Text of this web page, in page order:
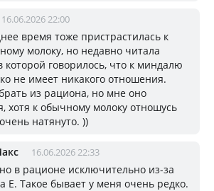
16.06.2026 22:00
время тоже пристрастилась к
молоку, но недавно читала
которой говорилось, что к миндалю
не имеет никакого отношения.
из рациона, но мне оно
хотя к обычному молоку отношусь
натянуто. ))
16.06.2026 22:33
в рационе исключительно из-за
Е. Такое бывает у меня очень редко.